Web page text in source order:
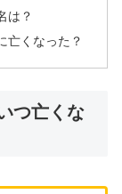
は？
亡くなった？
つ亡くな